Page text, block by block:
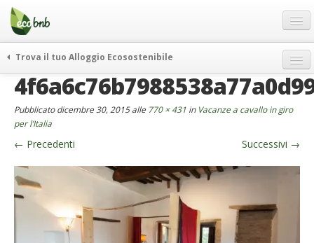
Menu
Salta
contenuto
Offerte Speciali
Regali
FAQ
Chi Siamo
Partner
Contatti
Italiano
Trova il tuo Alloggio Ecosostenibile
weekend green
curiosità
vivere e viaggiare verde
news ed eventi
ecohotel
rassegna stampa
Pubblicatodicembre 30, 2015alle 770 × 431 in Vacanze a cavallo in giro
per l’Italia
← Precedenti Successivi →